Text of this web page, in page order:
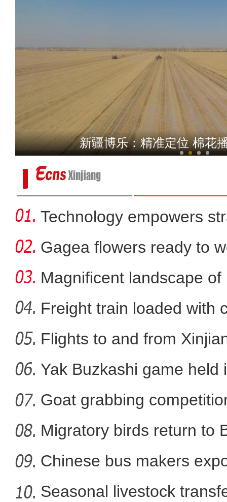
新疆伊犁将军谷
新疆巴楚县：百万亩
新疆博乐：精准定位 棉花
歌舞剧《班超》在乌
Technology empowers
Xi
Gagea flowers ready to
Nal
Magnificent landscape
La
Freight train loaded with
Flights to and from
Yak Buzkashi game held
Goat grabbing
Migratory birds return to
Chinese bus makers
energy ve
Seasonal livestock